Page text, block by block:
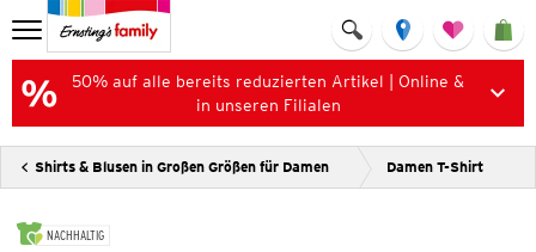
50% auf alle bereits reduzierten Artikel | Online &
in unseren Filialen
Shirts & Blusen in Großen Größen für Damen Damen T-Shirt
NACHHALTIG